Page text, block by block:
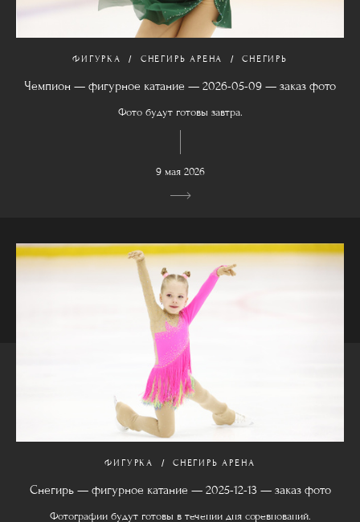
ФИГУРКА СНЕГИРЬ АРЕНА СНЕГИРЬ
Чемпион — фигурное катание — 2026-05-09 — заказ фото
Фото будут готовы завтра.
9 мая 2026
ФИГУРКА СНЕГИРЬ АРЕНА
Снегирь — фигурное катание — 2025-12-13 — заказ фото
Фотографии будут готовы в течении дня соревнований.